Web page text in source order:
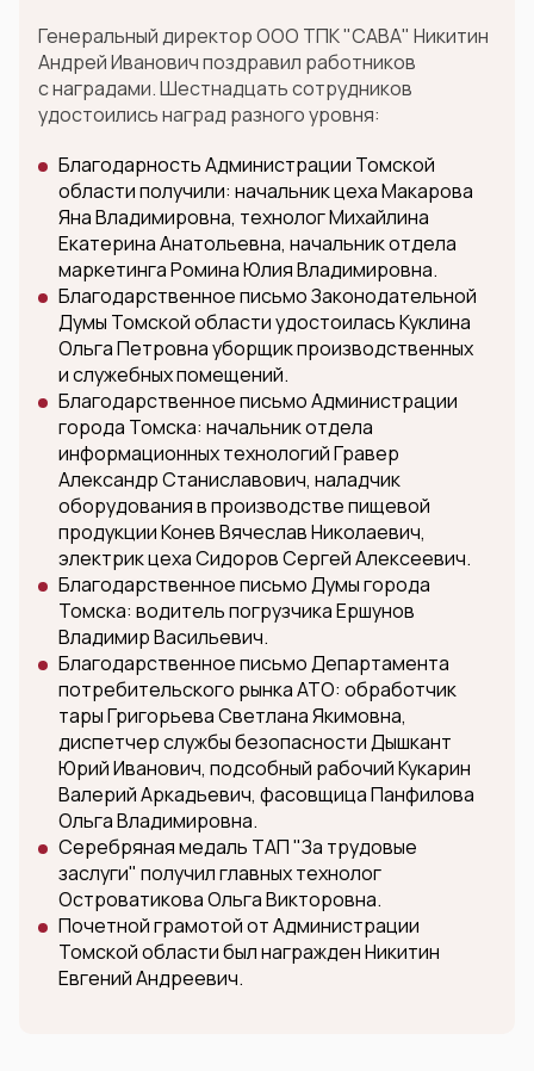
Генеральный директор ООО ТПК "САВА" Никитин
Андрей Иванович поздравил работников
с наградами. Шестнадцать сотрудников
удостоились наград разного уровня:
Благодарность Администрации Томской
области получили: начальник цеха Макарова
Яна Владимировна, технолог Михайлина
Екатерина Анатольевна, начальник отдела
маркетинга Ромина Юлия Владимировна.
Благодарственное письмо Законодательной
Думы Томской области удостоилась Куклина
Ольга Петровна уборщик производственных
и служебных помещений.
Благодарственное письмо Администрации
города Томска: начальник отдела
информационных технологий Гравер
Александр Станиславович, наладчик
оборудования в производстве пищевой
продукции Конев Вячеслав Николаевич,
электрик цеха Сидоров Сергей Алексеевич.
Благодарственное письмо Думы города
Томска: водитель погрузчика Ершунов
Владимир Васильевич.
Благодарственное письмо Департамента
потребительского рынка АТО: обработчик
тары Григорьева Светлана Якимовна,
диспетчер службы безопасности Дышкант
Юрий Иванович, подсобный рабочий Кукарин
Валерий Аркадьевич, фасовщица Панфилова
Ольга Владимировна.
Серебряная медаль ТАП "За трудовые
заслуги" получил главных технолог
Островатикова Ольга Викторовна.
Почетной грамотой от Администрации
Томской области был награжден Никитин
Евгений Андреевич.